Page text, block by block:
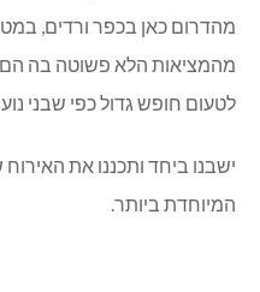
מהדרום כאן בכפר ורדים,
מהמציאות הלא פשוטה בה הם
לטעום חופש גדול כפי שבני
ישבנו ביחד ותכננו את
המיוחדת ביותר.